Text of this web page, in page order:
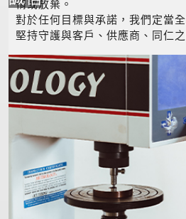
惰或放棄。
對於任何目標與承諾，我們定當全
堅持守護與客戶、供應商、同仁